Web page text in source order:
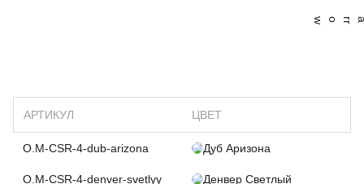
АРТИКУЛ ЦВЕТ
O.M-CSR-4-dub-arizona Дуб Аризона
O.M-CSR-4-denver-svetlyy Денвер Светлый